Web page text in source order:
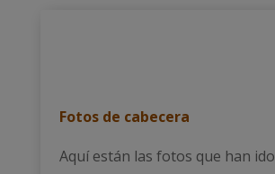
Fotos de cabecera
Aquí están las fotos que han ido